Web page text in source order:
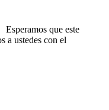
que este
a ustedes con el